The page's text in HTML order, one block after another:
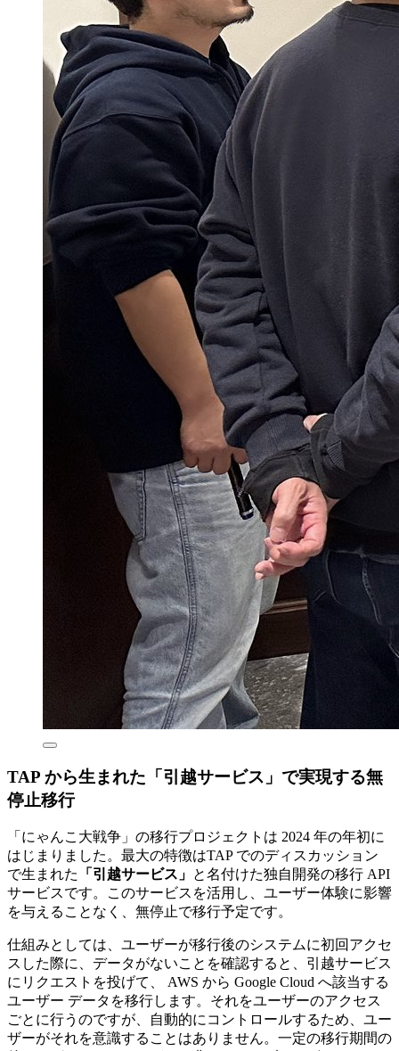
TAP から生まれた「引越サービス」で実現する無
停止移行
「にゃんこ大戦争」の移行プロジェクトは 2024 年の年初に
はじまりました。最大の特徴はTAP でのディスカッション
で生まれた
「引越サービス」 と名付けた独自開発の移行 API
サービスです。このサービスを活用し、ユーザー体験に影響
を与えることなく、無停止で移行予定です。
仕組みとしては、ユーザーが移行後のシステムに初回アクセ
スした際に、データがないことを確認すると、引越サービス
にリクエストを投げて、 AWS から Google Cloud へ該当する
ユーザー データを移行します。それをユーザーのアクセス
ごとに行うのですが、自動的にコントロールするため、ユー
ザーがそれを意識することはありません。一定の移行期間の